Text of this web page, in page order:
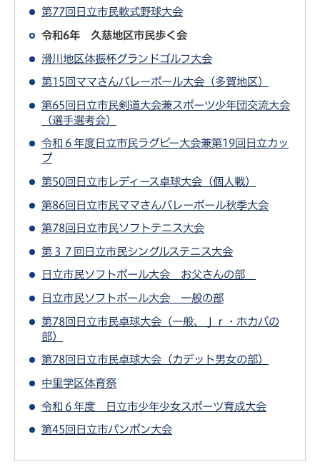
第77回日立市民軟式野球大会
令和6年 久慈地区市民歩く会
滑川地区体振杯グランドゴルフ大会
第15回ママさんバレーボール大会（多賀地区）
第65回日立市民剣道大会兼スポーツ少年団交流大会
（選手選考会）
令和６年度日立市民ラグビー大会兼第19回日立カッ
プ
第50回日立市レディース卓球大会（個人戦）
第86回日立市民ママさんバレーボール秋季大会
第78回日立市民ソフトテニス大会
第３７回日立市民シングルステニス大会
日立市民ソフトボール大会 お父さんの部
日立市民ソフトボール大会 一般の部
第78回日立市民卓球大会（一般、Ｊｒ・ホカバの
部）
第78回日立市民卓球大会（カデット男女の部）
中里学区体育祭
令和６年度 日立市少年少女スポーツ育成大会
第45回日立市パンポン大会